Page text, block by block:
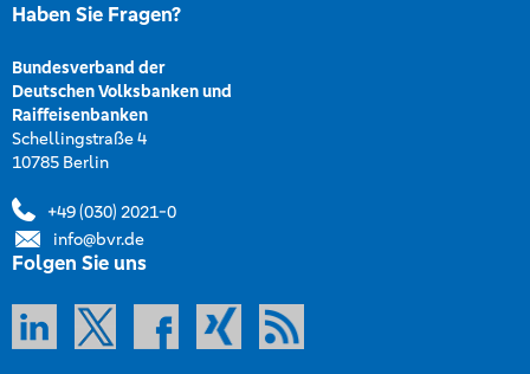
Haben Sie Fragen?
Bundesverband der
Deutschen Volksbanken und
Raiffeisenbanken
Schellingstraße 4
10785 Berlin
+49 (030) 2021-0
info@bvr.de
Folgen Sie uns